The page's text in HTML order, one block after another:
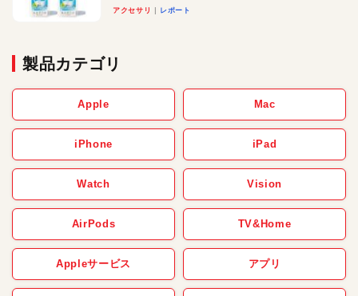
アクセサリ レポート
製品カテゴリ
Apple Mac
iPhone iPad
Watch Vision
AirPods TV&Home
Appleサービス アプリ